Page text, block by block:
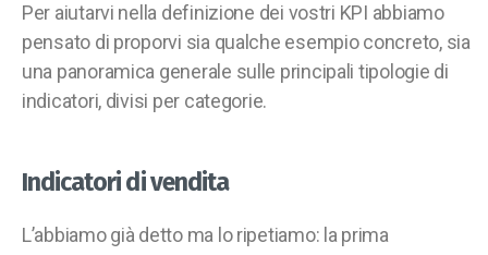
Per aiutarvi nella definizione dei vostri KPI abbiamo
pensato di proporvi sia qualche esempio concreto, sia
una panoramica generale sulle principali tipologie di
indicatori, divisi per categorie.
Indicatori di vendita
L’abbiamo già detto ma lo ripetiamo: la prima